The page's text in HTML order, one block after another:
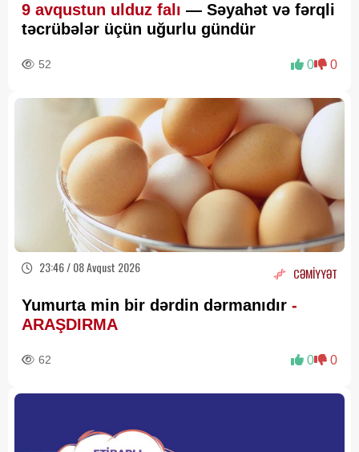
9 avqustun ulduz falı — Səyahət və fərqli
təcrübələr üçün uğurlu gündür
52 0 0
23:46 / 08 Avqust 2026 CƏMİYYƏT
Yumurta min bir dərdin dərmanıdır -
ARAŞDIRMA
62 0 0